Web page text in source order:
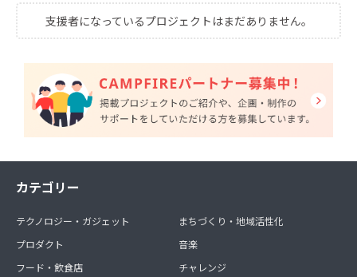
支援者になっているプロジェクトはまだありません。
カテゴリー
テクノロジー・ガジェット
プロダクト
フード・飲食店
まちづくり・地域活性化
音楽
チャレンジ